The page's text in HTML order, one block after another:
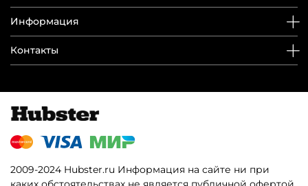
Информация
Контакты
2009-2024 Hubster.ru Информация на сайте ни при